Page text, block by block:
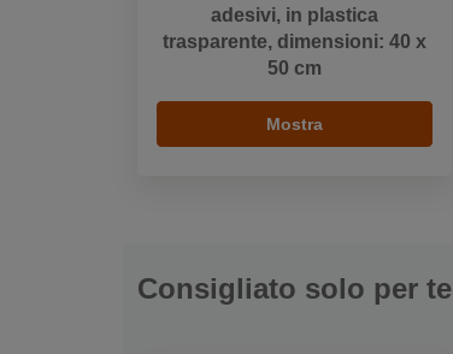
adesivi, in plastica
trasparente, dimensioni: 40 x
50 cm
Mostra
Consigliato solo per te